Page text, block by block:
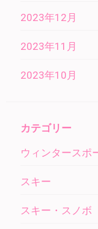
2023年12月
2023年11月
2023年10月
カテゴリー
ウィンタースポ
スキー
スキー・スノボ